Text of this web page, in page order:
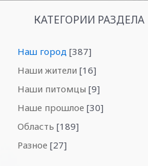
КАТЕГОРИИ РАЗДЕЛА
Наш город [387]
Наши жители [16]
Наши питомцы [9]
Наше прошлое [30]
Область [189]
Разное [27]